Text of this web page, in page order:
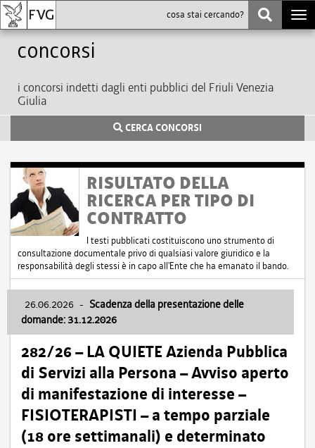
Concorsi
i concorsi indetti dagli enti pubblici del Friuli Venezia
Giulia
CERCA CONCORSI
RISULTATO DELLA
RICERCA PER TIPO DI
CONTRATTO
I testi pubblicati costituiscono uno strumento di
consultazione documentale privo di qualsiasi valore giuridico e la
responsabilità degli stessi è in capo all'Ente che ha emanato il bando.
26.06.2026 - Scadenza della presentazione delle
domande: 31.12.2026
282/26 – LA QUIETE Azienda Pubblica
di Servizi alla Persona – Avviso aperto
di manifestazione di interesse –
FISIOTERAPISTI – a tempo parziale
(18 ore settimanali) e determinato